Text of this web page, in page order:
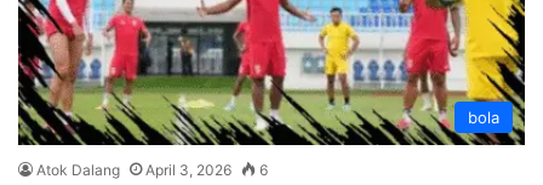
bola
Atok Dalang April 3, 2026 6